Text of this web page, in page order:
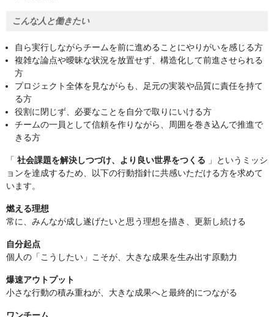
こんな人と働きたい
自ら実行しながらチームを前に進めることにやりがいを感じる方
複雑な論点や曖昧な状況を放置せず、構造化して前進させられる
方
プロジェクト全体を見ながらも、足元の実装や品質に責任を持て
る方
役割に閉じず、必要なことを自分で取りにいける方
チームの一員として信頼を作りながら、周囲を巻き込んで推進で
きる方
「 社会課題を解決しつづけ、より良い世界をつくる 」というミッシ
ョンを達成するため、以下の行動指針に共感いただける方を求めて
います。
燃える理想
常に、みんなが成し遂げたいと思う理想を描き、更新し続ける
自分起点
個人の「こうしたい」こそが、大きな成果を生み出す原動力
爆速アウトプット
小さな行動の積み重ねが、大きな成果へと最終的につながる